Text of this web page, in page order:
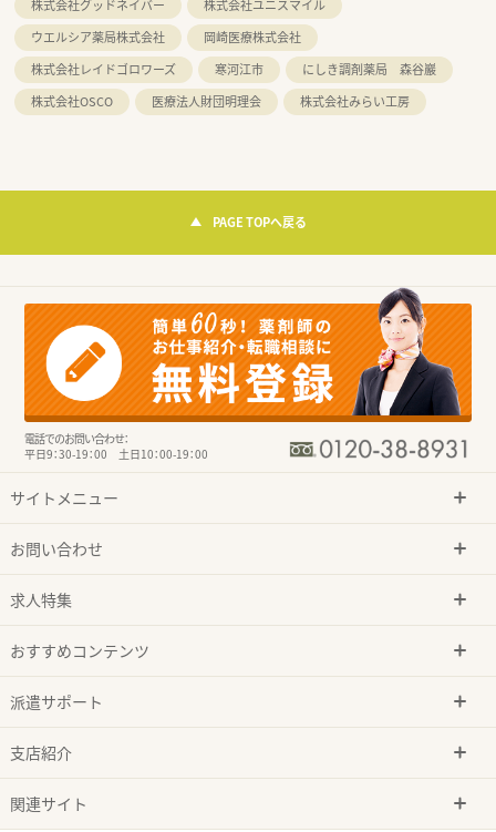
株式会社グッドネイバー
株式会社ユニスマイル
ウエルシア薬局株式会社
岡崎医療株式会社
株式会社レイドゴロワーズ
寒河江市
にしき調剤薬局 森谷巖
株式会社OSCO
医療法人財団明理会 株式会社みらい工房
PAGE TOPへ戻る
電話でのお問い合わせ：
平日9：30-19：00 土日10：00-19：00
サイトメニュー
お問い合わせ
求人特集
おすすめコンテンツ
派遣サポート
支店紹介
関連サイト